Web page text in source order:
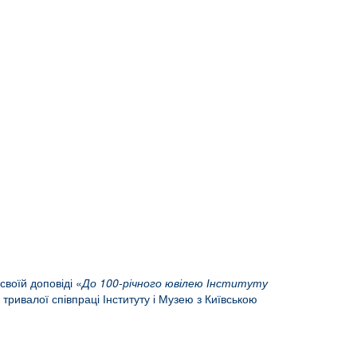
доповіді «До 100-річного ювілею Інституту
співпраці Інституту і Музею з Київською